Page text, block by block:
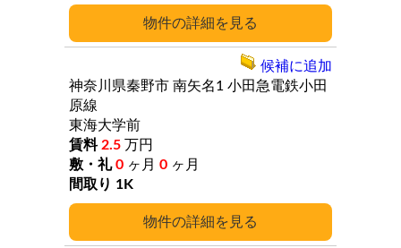
詳細
詳細
神奈川県秦野市 南矢名1 小田急電鉄小田
原線
東海大学前
2.5 万円
0 ヶ月 0 ヶ月
1K
候補に追加